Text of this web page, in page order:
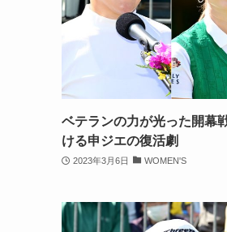
ベテランの力が光った開幕
ける申ジエの復活劇
2023年3月6日 WOMEN'S